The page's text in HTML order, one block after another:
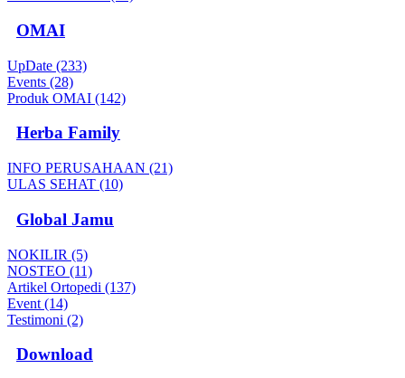
OMAI
UpDate (233)
Events (28)
Produk OMAI (142)
Herba Family
INFO PERUSAHAAN (21)
ULAS SEHAT (10)
Global Jamu
NOKILIR (5)
NOSTEO (11)
Artikel Ortopedi (137)
Event (14)
Testimoni (2)
Download